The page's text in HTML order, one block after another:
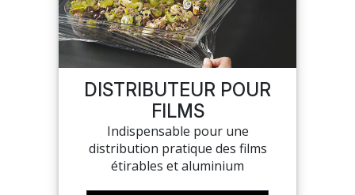
DISTRIBUTEUR POUR
FILMS
Indispensable pour une
distribution pratique des films
étirables et aluminium